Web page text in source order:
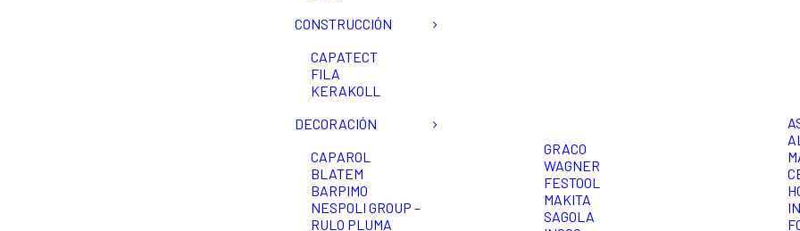
CONSTRUCCIÓN
CAPATECT
FILA
KERAKOLL
DECORACIÓN
CAPAROL
BLATEM
BARPIMO
NESPOLI GROUP –
RULO PLUMA
GRACO
WAGNER
FESTOOL
MAKITA
SAGOLA